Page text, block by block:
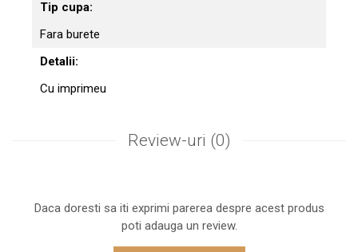
Tip cupa:
Fara burete
Detalii:
Cu imprimeu
Review-uri (0)
Daca doresti sa iti exprimi parerea despre acest produs
poti adauga un review.